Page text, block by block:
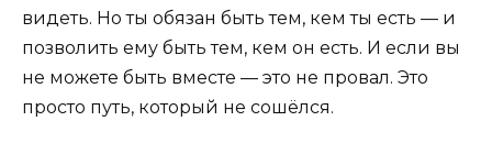
видеть. Но ты обязан быть тем, кем ты есть — и
позволить ему быть тем, кем он есть. И если вы
не можете быть вместе — это не провал. Это
просто путь, который не сошёлся.